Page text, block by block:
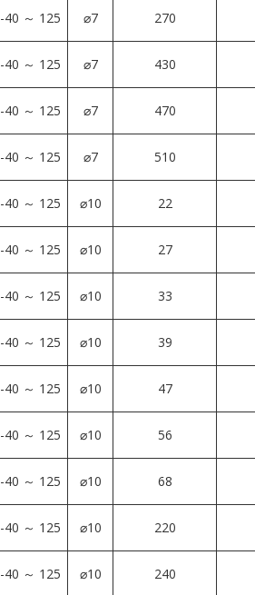
-40 ～ 125 ⌀7 270
-40 ～ 125 ⌀7 430
-40 ～ 125 ⌀7 470
-40 ～ 125 ⌀7 510
-40 ～ 125 ⌀10 22
-40 ～ 125 ⌀10 27
-40 ～ 125 ⌀10 33
-40 ～ 125 ⌀10 39
-40 ～ 125 ⌀10 47
-40 ～ 125 ⌀10 56
-40 ～ 125 ⌀10 68
-40 ～ 125 ⌀10 220
-40 ～ 125 ⌀10 240